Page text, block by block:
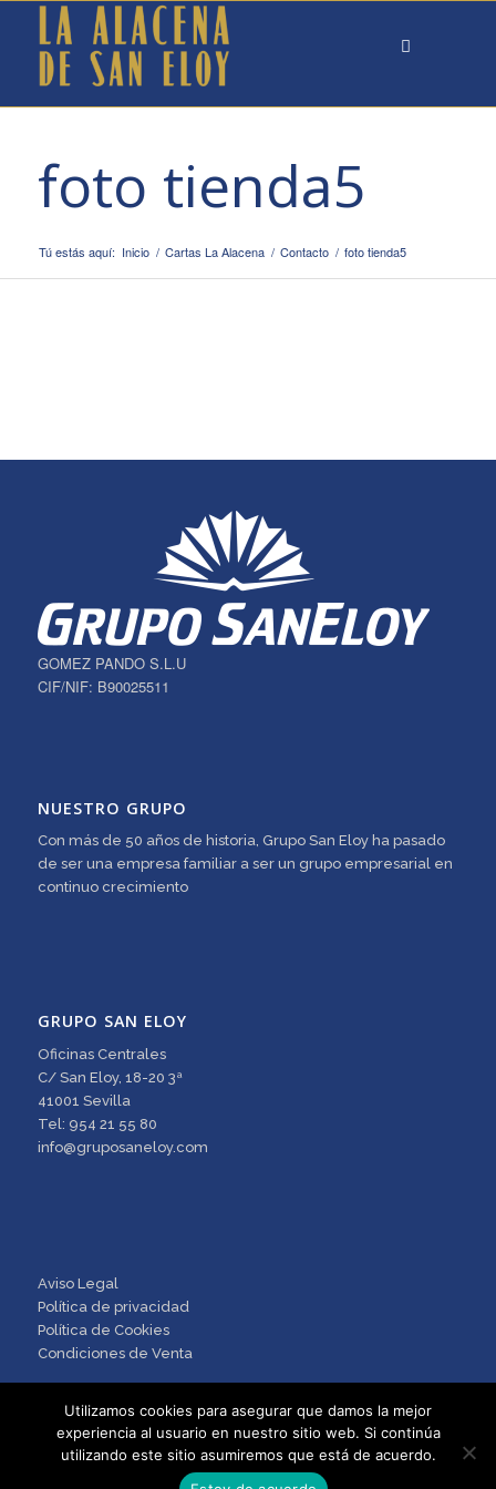
foto tienda5
Tú estás aquí: Inicio / Cartas La Alacena / Contacto / foto tienda5
GOMEZ PANDO S.L.U
CIF/NIF: B90025511
NUESTRO GRUPO
Con más de 50 años de historia, Grupo San Eloy ha pasado
de ser una empresa familiar a ser un grupo empresarial en
continuo crecimiento
GRUPO SAN ELOY
Oficinas Centrales
C/ San Eloy, 18-20 3ª
41001 Sevilla
Tel: 954 21 55 80
info@gruposaneloy.com
Aviso Legal
Política de privacidad
Política de Cookies
Condiciones de Venta
Utilizamos cookies para asegurar que damos la mejor
experiencia al usuario en nuestro sitio web. Si continúa
utilizando este sitio asumiremos que está de acuerdo.